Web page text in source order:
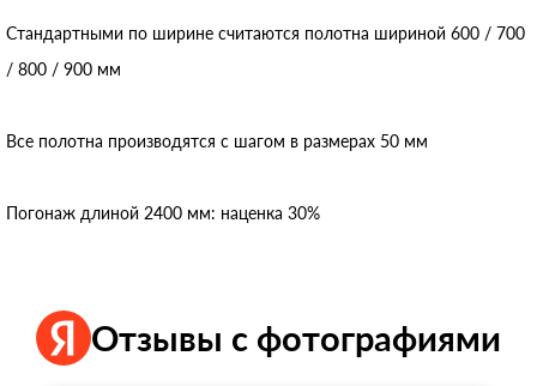
Стандартными по ширине считаются полотна шириной 600 / 700
/ 800 / 900 мм
Все полотна производятся с шагом в размерах 50 мм
Погонаж длиной 2400 мм: наценка 30%
Отзывы с фотографиями